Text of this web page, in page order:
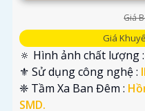
Giá
Giá
🔅 Hình ảnh chất lượng :
⚜️ Sử dụng công nghệ :
❈ Tầm Xa Ban Đêm :
SMD.